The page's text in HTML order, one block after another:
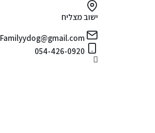
ישוב מצליח
Familyydog@gmail.com
054-426-0920